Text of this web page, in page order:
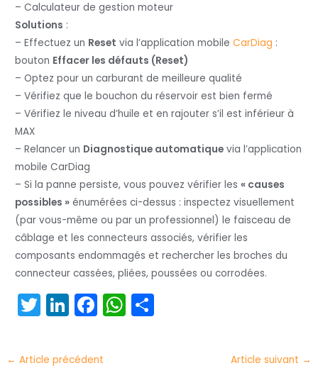
– Calculateur de gestion moteur
Solutions :
– Effectuez un Reset via l’application mobileCarDiag :
bouton Effacer les défauts (Reset)
– Optez pour un carburant de meilleure qualité
– Vérifiez que le bouchon du réservoir est bien fermé
– Vérifiez le niveau d’huile et en rajouter s’il est inférieur à
MAX
– Relancer un Diagnostique automatique via l’application
mobile CarDiag
– Si la panne persiste, vous pouvez vérifier les« causes
possibles » énumérées ci-dessus : inspectez visuellement
(par vous-même ou par un professionnel) le faisceau de
câblage et les connecteurs associés, vérifier les
composants endommagés et rechercher les broches du
connecteur cassées, pliées, poussées ou corrodées.
T
itt
er
Li
k
e
F
c
e
W
← Article précédent Article suivant →